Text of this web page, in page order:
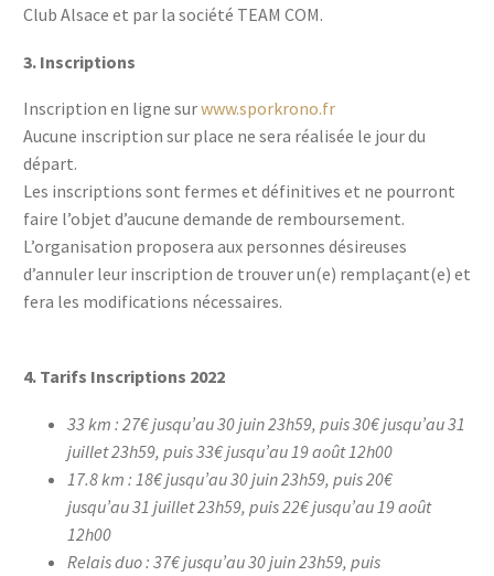
Club Alsace et par la société TEAM COM.
3. Inscriptions
Inscription en ligne surwww.sporkrono.fr
Aucune inscription sur place ne sera réalisée le jour du
départ.
Les inscriptions sont fermes et définitives et ne pourront
faire l’objet d’aucune demande de remboursement.
L’organisation proposera aux personnes désireuses
d’annuler leur inscription de trouver un(e) remplaçant(e) et
fera les modifications nécessaires.
4. Tarifs Inscriptions 2022
33 km : 27€ jusqu’au 30 juin 23h59, puis 30€ jusqu’au 31
juillet 23h59, puis 33€ jusqu’au 19 août 12h00
17.8 km : 18€ jusqu’au 30 juin 23h59, puis 20€
jusqu’au 31 juillet 23h59, puis 22€ jusqu’au 19 août
12h00
Relais duo : 37€ jusqu’au 30 juin 23h59, puis